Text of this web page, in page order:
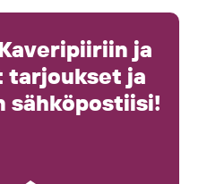
ja
tarjoukset ja
sähköpostiisi!